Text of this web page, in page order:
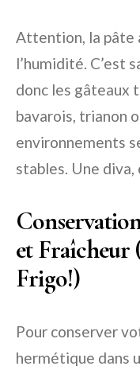
Attention, la pâte
l’humidité. C’est
donc les gâteaux
bavarois, trianon
environnements
stables. Une diva,
et Fraîcheur
Frigo!)
Pour conserver
hermétique dans